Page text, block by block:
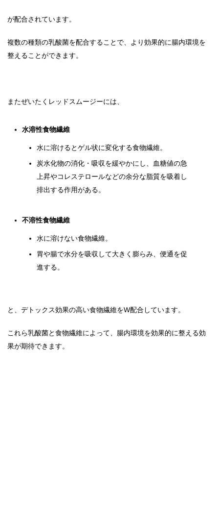
が配合されています。
複数の種類の乳酸菌を配合することで、より効果的に腸内環境を
整えることができます。
またぜいたくレッドスムージーには、
水溶性食物繊維
水に溶けるとゲル状に変化する食物繊維。
炭水化物の消化・吸収を緩やかにし、血糖値の急
上昇やコレステロールなどの余分な脂質を吸着し
排出する作用がある。
不溶性食物繊維
水に溶けない食物繊維。
胃や腸で水分を吸収して大きく膨らみ、便通を促
進する。
と、デトックス効果の高い食物繊維をW配合しています。
これら乳酸菌と食物繊維によって、腸内環境を効果的に整える効
果が期待できます。